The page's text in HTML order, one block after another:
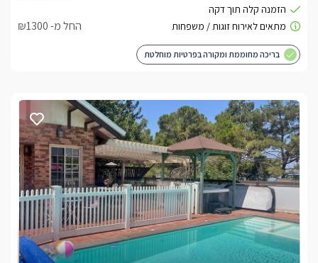
החל מ- ₪1300
בריכה מחוממת ומקורה בפרטיות מוחלטת